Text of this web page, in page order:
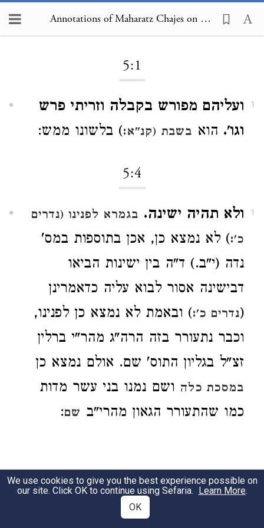
Annotations of Maharatz Chajes on Mishneh Torah, Human Dispositions 5:1
5:1
1
ועליהם מפורש בקבלה וזריתי פרש
וגו'. הוא בשבת (קנ"א:) בלשונו ממש:
5:4
1 ולא תהיה ישינה. בגמרא לפנינו (נדרים
כ':) לא נמצא כן, אכן בתוספות במס'
נדה (י"ב.) ד"ה בין ישינות הביאו
דבישינה אסור לבוא עליה כדאמרינן
(נדרים כ':) ובאמת לא נמצא כן לפנינו,
וכבר נתעורר בזה הרה"ג מהר"י ברלין
זצ"ל בגליון התוס' שם. אולם נמצא כן
במסכת כלה ושם נמנו בני עשר מדות
כמו שהתעורר הגאון מהרי"ב שם:
We use cookies to give you the best experience possible on
our site. Click OK to continue using Sefaria. Learn More.
OK